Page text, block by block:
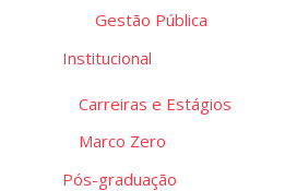
Gestão Pública
Institucional
Carreiras e Estágios
Marco Zero
Pós-graduação